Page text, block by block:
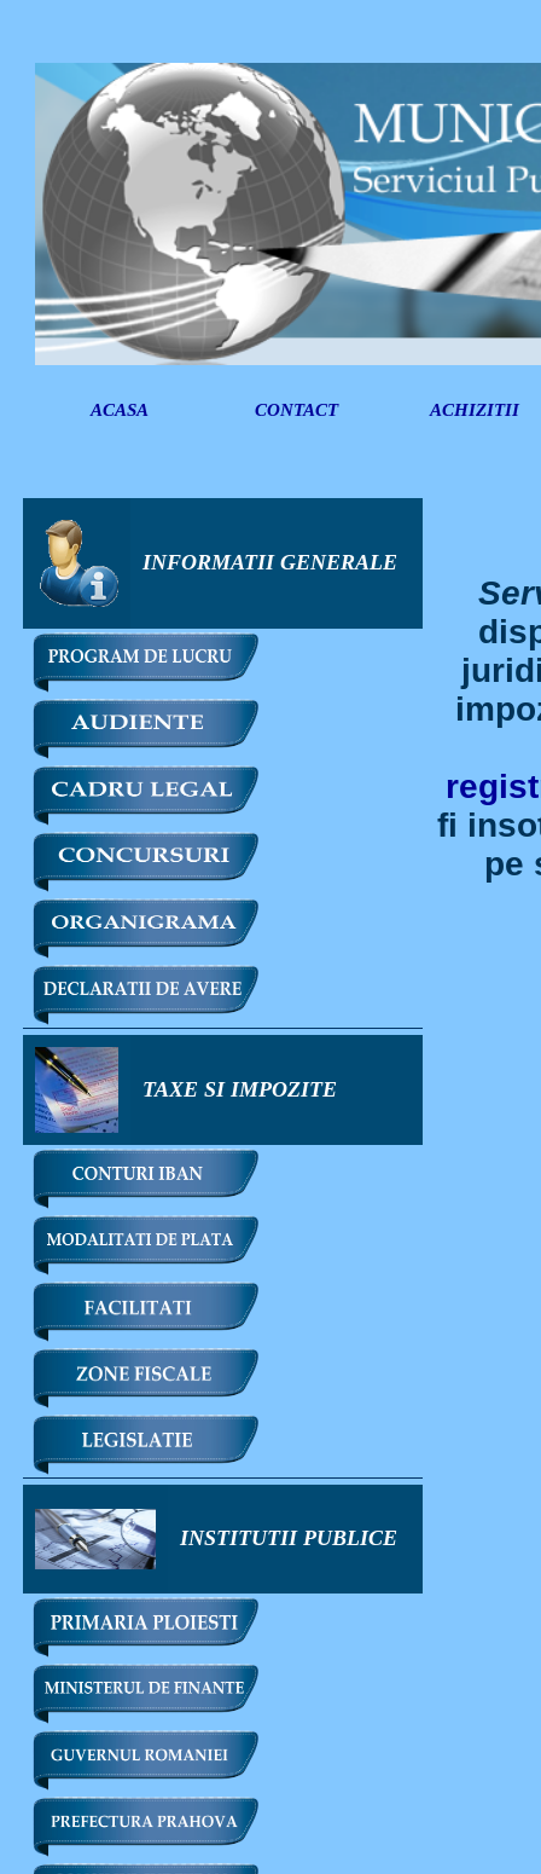
ACASA CONTACT ACHIZITII
INFORMATII GENERALE
TAXE SI IMPOZITE
INSTITUTII PUBLICE
fi
pe